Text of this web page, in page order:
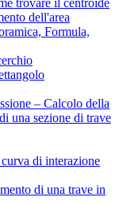
trovare il centroide
dell'area
Formula,
– Calcolo della
una sezione di trave
di interazione
di una trave in